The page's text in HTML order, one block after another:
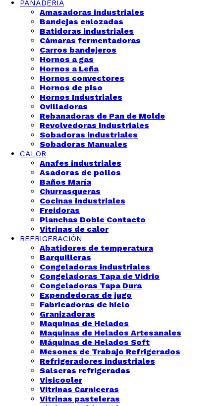
PANADERÍA
Amasadoras industriales
Bandejas enlozadas
Batidoras industriales
Cámaras fermentadoras
Carros bandejeros
Hornos a gas
Hornos a Leña
Hornos convectores
Hornos de piso
Hornos Industriales
Ovilladoras
Rebanadoras de Pan de Molde
Revolvedoras industriales
Sobadoras industriales
Sobadoras Manuales
CALOR
Anafes industriales
Asadoras de pollos
Baños María
Churrasqueras
Cocinas industriales
Freidoras
Planchas Doble Contacto
Vitrinas de calor
REFRIGERACIÓN
Abatidores de temperatura
Barquilleras
Congeladoras industriales
Congeladoras Tapa de Vidrio
Congeladoras Tapa Dura
Expendedoras de jugo
Fabricadoras de hielo
Granizadoras
Maquinas de Helados
Maquinas de Helados Artesanales
Máquinas de Helados Soft
Mesones de Trabajo Refrigerados
Refrigeradores industriales
Salseras refrigeradas
Visicooler
Vitrinas Carniceras
Vitrinas pasteleras